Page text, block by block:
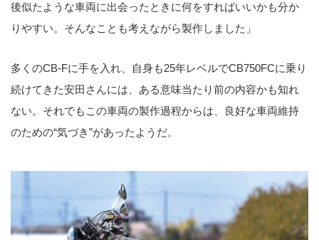
後似たような車両に出会ったときに何をすればいいかも分か
りやすい。そんなことも考えながら製作しました」
多くのCB-Fに手を入れ、自身も25年レベルでCB750FCに乗り
続けてきた安田さんには、ある意味当たり前の内容かも知れ
ない。それでもこの車両の製作過程からは、良好な車両維持
のための“気づき”があったようだ。